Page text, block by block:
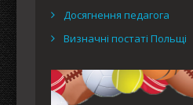
Досягнення педагога
Визначні постаті Польщі